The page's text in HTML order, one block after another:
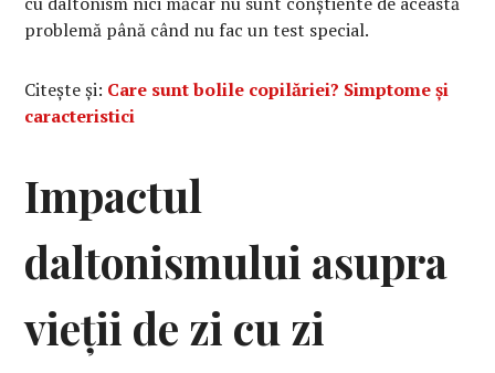
problemă până când nu fac un test special.
Citește și: Care sunt bolile copilăriei? Simptome și
caracteristici
Impactul
daltonismului asupra
vieții de zi cu zi